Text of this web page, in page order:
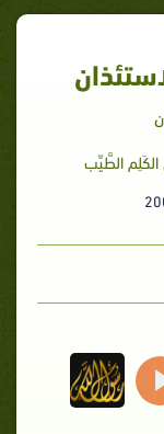
الطَّيِّب